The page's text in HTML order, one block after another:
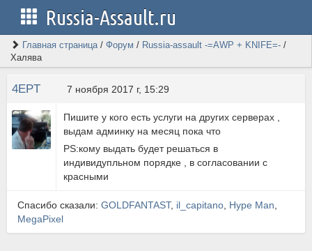
Russia-Assault.ru
Главная страница/ Форум / Russia-assault -=AWP + KNIFE=- /
Халява
4EPT 7 ноября 2017 г, 15:29
Пишите у кого есть услуги на других серверах ,
выдам админку на месяц пока что
PS:кому выдать будет решаться в
индивидупльном порядке , в согласовании с
красными
Спасибо сказали: GOLDFANTAST, il_capitano Hype Man
MegaPixel